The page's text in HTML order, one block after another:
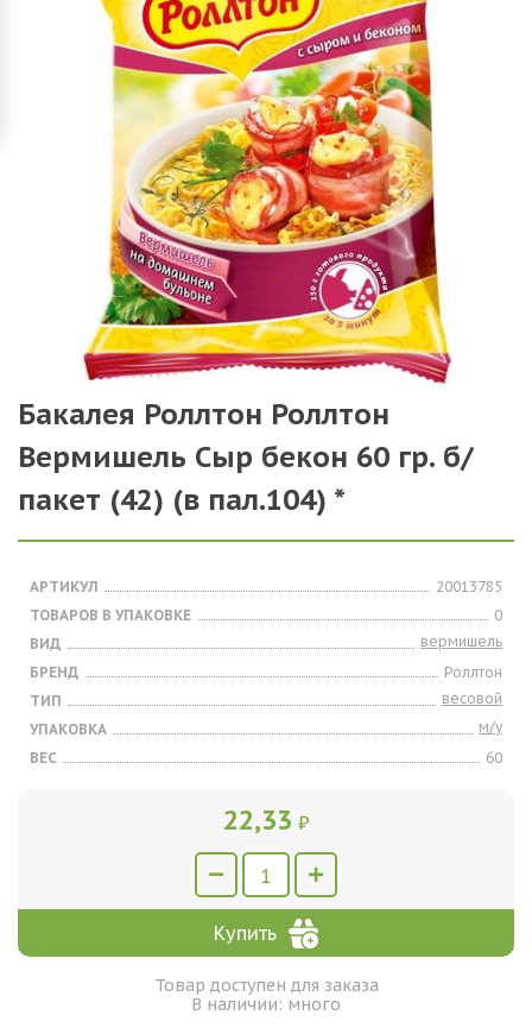
Бакалея Роллтон Роллтон
Вермишель Сыр бекон 60 гр. б/
пакет (42) (в пал.104) *
АРТИКУЛ
20013785
ТОВАРОВ В УПАКОВКЕ
0
ВИД
вермишель
БРЕНД
Роллтон
ТИП
весовой
УПАКОВКА
м/у
ВЕС
60
22,33 ₽
Купить
Товар доступен для заказа
В наличии: много